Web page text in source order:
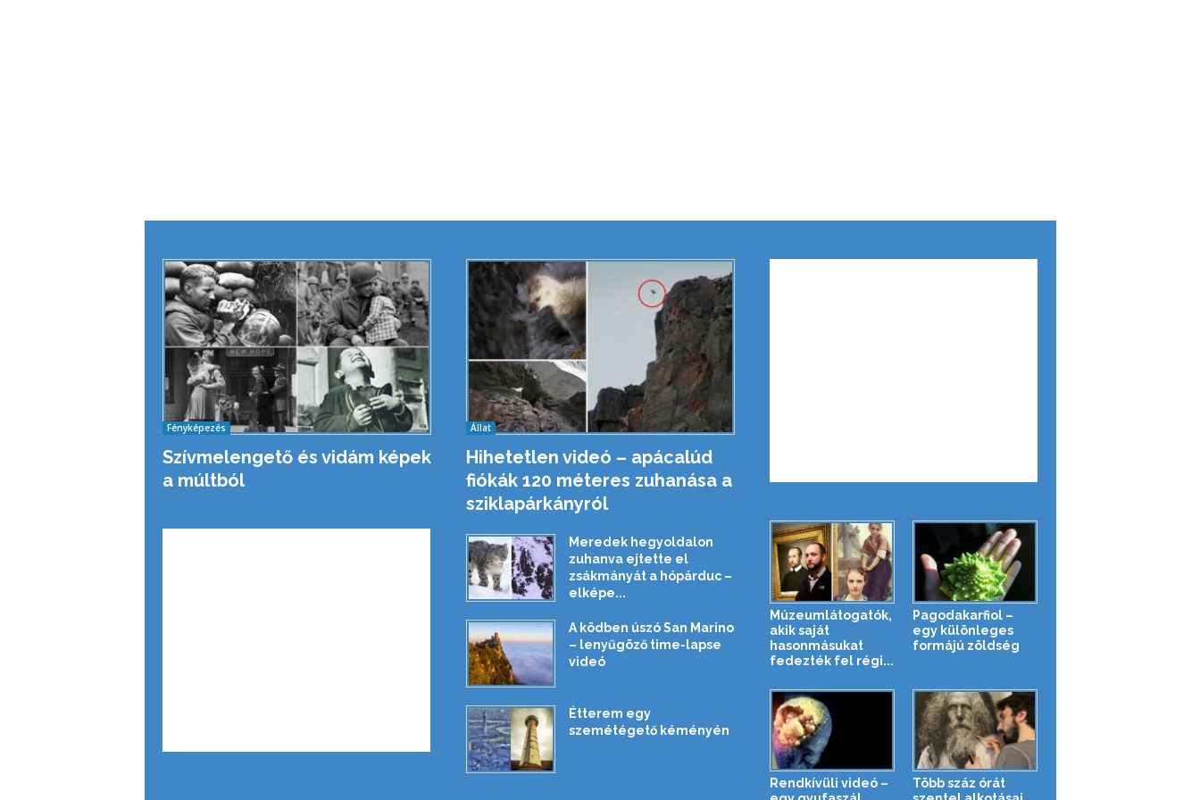
Fényképezés
Szívmelengető és vidám képek
a múltból
Állat
Hihetetlen videó – apácalúd
fiókák 120 méteres zuhanása a
sziklapárkányról
Meredek hegyoldalon
zuhanva ejtette el
zsákmányát a hópárduc –
elképe...
A ködben úszó San Marino
– lenyűgöző time-lapse
videó
Étterem egy
szemétégető kéményén
Múzeumlátogatók,
akik saját
hasonmásukat
fedezték fel régi...
Pagodakarfiol –
egy különleges
formájú zöldség
Rendkívüli videó –
Több száz órát